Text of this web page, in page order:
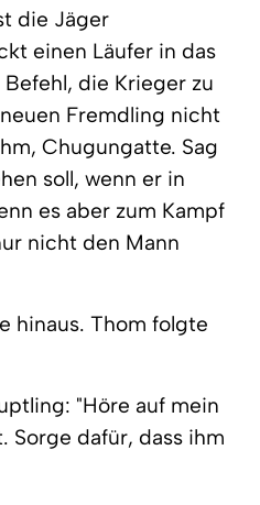
die Jäger
einen Läufer in das
die Krieger zu
Fremdling nicht
Chugungatte. Sag
soll, wenn er in
es aber zum Kampf
nicht den Mann
hinaus. Thom folgte
"Höre auf mein
Sorge dafür, dass ihm